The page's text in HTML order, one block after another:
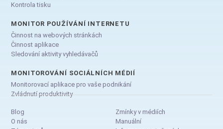
Kontrola tisku
MONITOR POUŽÍVÁNÍ INTERNETU
Činnost na webových stránkách
Činnost aplikace
Sledování aktivity vyhledávačů
MONITOROVÁNÍ SOCIÁLNÍCH MÉDIÍ
Monitorovací aplikace pro vaše podnikání
Zvládnutí produktivity
Blog
O nás
Zmínky v médiích
Manuální